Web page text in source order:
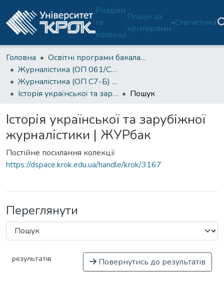
Розділи
та
колекції
Пошук за
критеріями
Статистика
Головна
Освітні програми бакалаврату
Журналістика (ОП 061/C7-Б)
Журналістика (ОП C7-Б) - 1 курс
Історія української та зарубіжної журналістики | ЖУРбак
Пошук
Історія української та зарубіжної
журналістики | ЖУРбак
Постійне посилання колекції
https://dspace.krok.edu.ua/handle/krok/3167
Переглянути
результатів Повернутись до результатів